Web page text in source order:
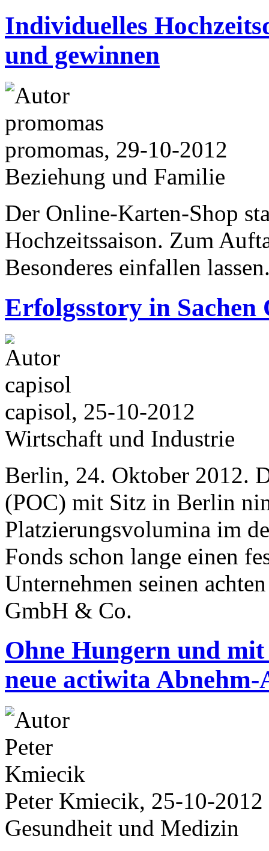
Individuelles
und gewinnen
promomas, 29-10-2012
Beziehung und Familie
Der Online-Karten-Shop
Hochzeitssaison. Zum
Besonderes einfallen
Erfolgsstory in Sachen
capisol, 25-10-2012
Wirtschaft und Industrie
Berlin, 24. Oktober 2012.
(POC) mit Sitz in Berlin
Platzierungsvolumina im
Fonds schon lange einen
Unternehmen seinen
GmbH & Co.
Ohne Hungern und mit
neue actiwita
Peter Kmiecik, 25-10-2012
Gesundheit und Medizin